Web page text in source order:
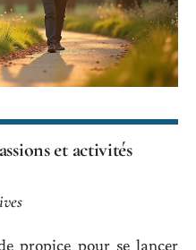
et activités
propice pour se lancer